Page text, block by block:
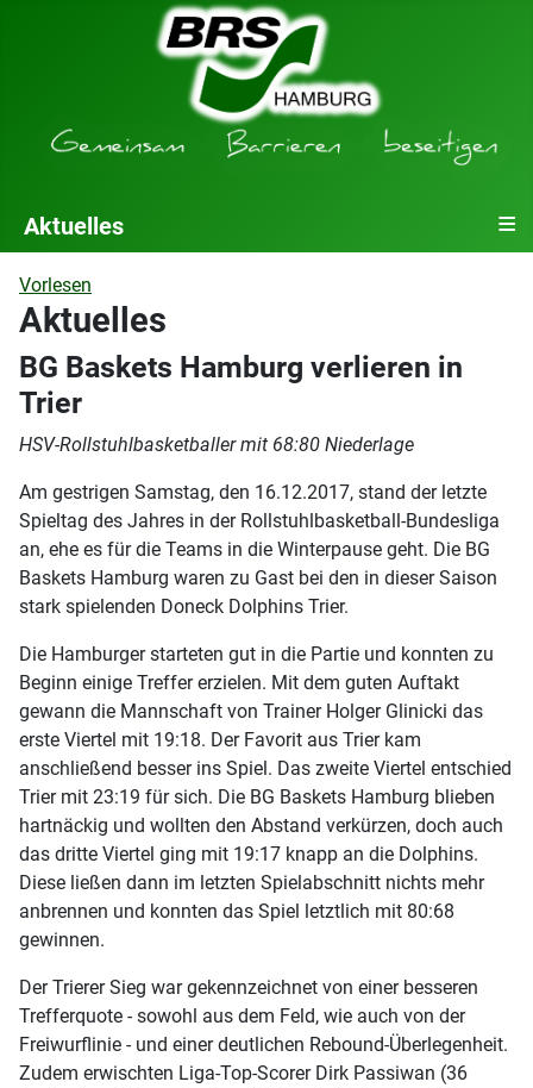
Aktuelles ≡
Vorlesen
Aktuelles
BG Baskets Hamburg verlieren in
Trier
HSV-Rollstuhlbasketballer mit 68:80 Niederlage
Am gestrigen Samstag, den 16.12.2017, stand der letzte
Spieltag des Jahres in der Rollstuhlbasketball-Bundesliga
an, ehe es für die Teams in die Winterpause geht. Die BG
Baskets Hamburg waren zu Gast bei den in dieser Saison
stark spielenden Doneck Dolphins Trier.
Die Hamburger starteten gut in die Partie und konnten zu
Beginn einige Treffer erzielen. Mit dem guten Auftakt
gewann die Mannschaft von Trainer Holger Glinicki das
erste Viertel mit 19:18. Der Favorit aus Trier kam
anschließend besser ins Spiel. Das zweite Viertel entschied
Trier mit 23:19 für sich. Die BG Baskets Hamburg blieben
hartnäckig und wollten den Abstand verkürzen, doch auch
das dritte Viertel ging mit 19:17 knapp an die Dolphins.
Diese ließen dann im letzten Spielabschnitt nichts mehr
anbrennen und konnten das Spiel letztlich mit 80:68
gewinnen.
Der Trierer Sieg war gekennzeichnet von einer besseren
Trefferquote - sowohl aus dem Feld, wie auch von der
Freiwurflinie - und einer deutlichen Rebound-Überlegenheit.
Zudem erwischten Liga-Top-Scorer Dirk Passiwan (36